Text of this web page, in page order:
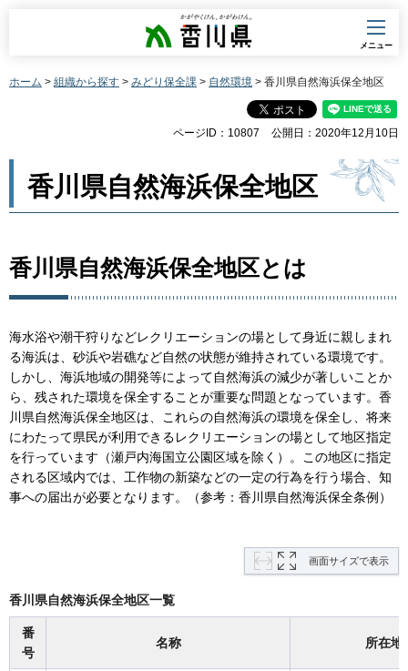
香川県
メニュー
ホーム > 組織から探す > みどり保全課 > 自然環境 > 香川県自然海浜保全地区
ページID：10807 公開日：2020年12月10日
香川県自然海浜保全地区
香川県自然海浜保全地区とは
海水浴や潮干狩りなどレクリエーションの場として身近に親しまれ
る海浜は、砂浜や岩礁など自然の状態が維持されている環境です。
しかし、海浜地域の開発等によって自然海浜の減少が著しいことか
ら、残された環境を保全することが重要な問題となっています。香
川県自然海浜保全地区は、これらの自然海浜の環境を保全し、将来
にわたって県民が利用できるレクリエーションの場として地区指定
を行っています（瀬戸内海国立公園区域を除く）。この地区に指定
される区域内では、工作物の新築などの一定の行為を行う場合、知
事への届出が必要となります。（参考：香川県自然海浜保全条例）
画面サイズで表示
香川県自然海浜保全地区一覧
番
号
名称 所在地